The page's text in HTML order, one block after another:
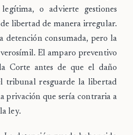
o advierte gestiones
libertad de manera irregular.
detención consumada, pero la
verosímil. El amparo preventivo
Corte antes de que el daño
tribunal resguarde la libertad
privación que sería contraria a
ley.